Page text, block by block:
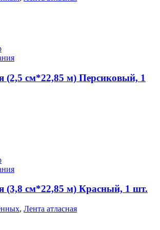
(2,5 см*22,85 м) Персиковый, 1
(3,8 см*22,85 м) Красный, 1 шт.
, Лента атласная